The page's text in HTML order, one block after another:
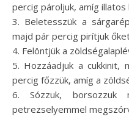
percig pároljuk, amíg illatos
3. Beletesszük a
majd pár percig pirítjuk
4. Felöntjük a
5. Hozzáadjuk a cukkinit,
percig főzzük, amíg a
6. Sózzuk, borsozzuk
petrezselyemmel